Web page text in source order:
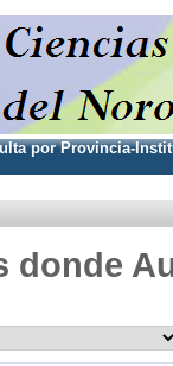
por Provincia-
donde